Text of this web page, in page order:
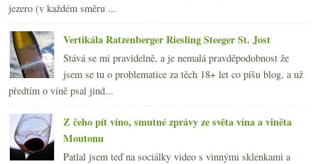
jezero (v každém směru ...
Vertikála Ratzenberger Riesling Steeger St. Jost
Stává se mi pravidelně, a je nemalá pravděpodobnost že
jsem se tu o problematice za těch 18+ let co píšu blog, a už
předtím o víně psal jind...
Z čeho pít víno, smutné zprávy ze světa vína a viněta
Moutonu
Patlal jsem teď na sociálky video s vinnými sklenkami a